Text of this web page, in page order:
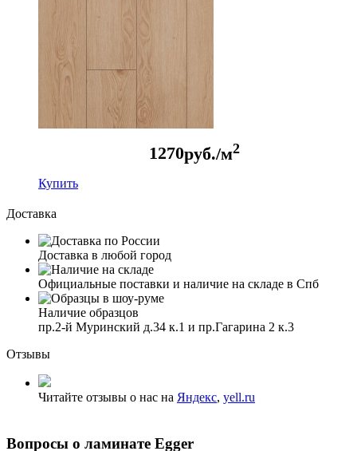
1270руб./м2
Купить
Доставка
Доставка в любой город
Официальные поставки и наличие на складе в Спб
Наличие образцов
пр.2-й Муринский д.34 к.1 и пр.Гагарина 2 к.3
Отзывы
Читайте отзывы о нас на Яндекс, yell.ru
Вопросы о ламинате Egger